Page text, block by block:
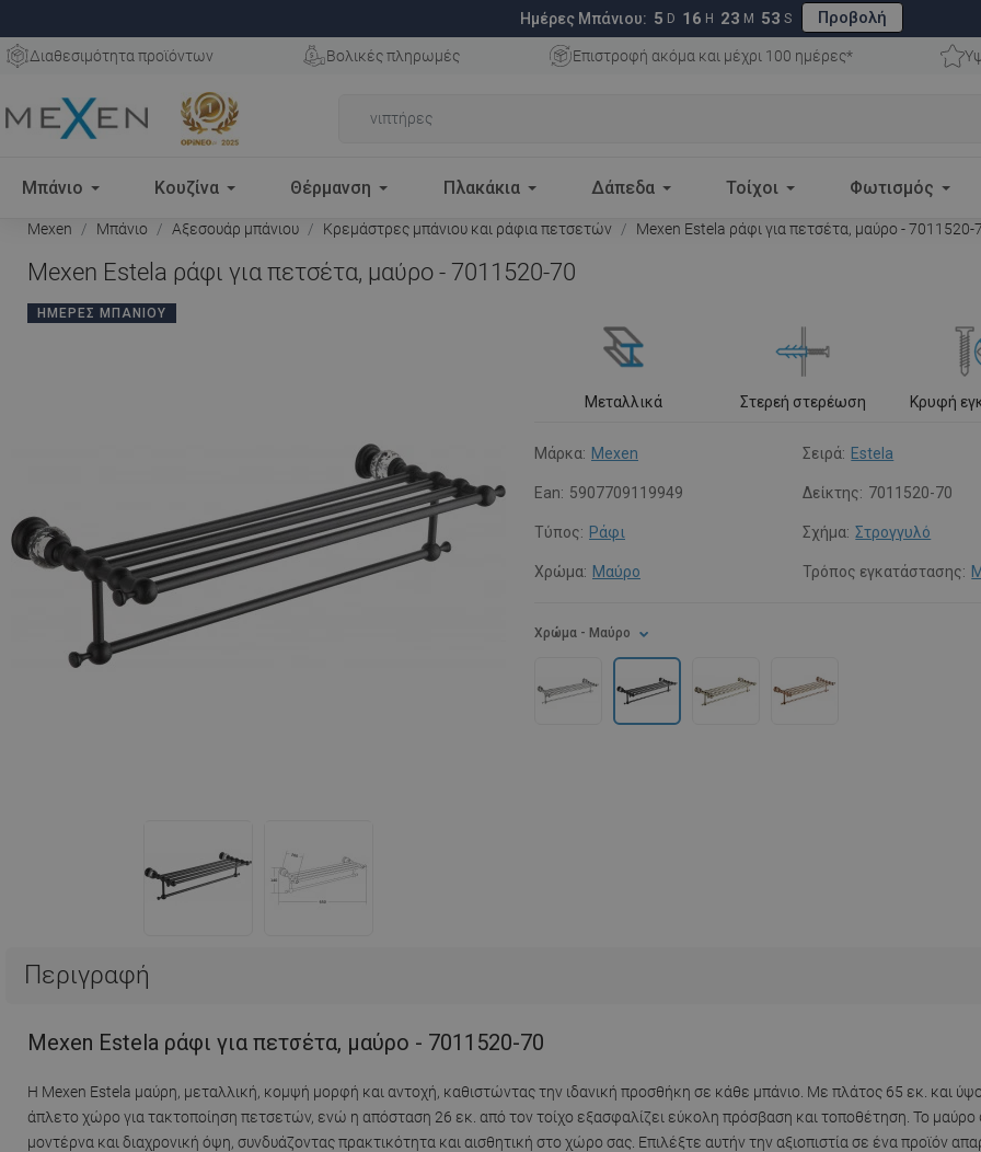
Ημέρες Μπάνιου: 5 D 16 H 23 M 52 S Προβολή
Διαθεσιμότητα προϊόντων Βολικές πληρωμές Επιστροφή ακόμα και μέχρι 100 ημέρες*
Μπάνιο Κουζίνα Θέρμανση Πλακάκια Δάπεδα Τοίχοι Φωτισμός
Mexen Μπάνιο Αξεσουάρ μπάνιου Κρεμάστρες μπάνιου και ράφια πετσετών Mexen Estela ράφι για πετσέτα, μαύρο - 7011520-
Mexen Estela ράφι για πετσέτα, μαύρο - 7011520-70
ΗΜΈΡΕΣ ΜΠΆΝΙΟΥ
Μεταλλικά Στερεή στερέωση Κρυφή
Μάρκα: Mexen Σειρά: Estela
Ean: 5907709119949 Δείκτης: 7011520-70
Τύπος: Ράφι Σχήμα: Στρογγυλό
Χρώμα: Μαύρο Τρόπος εγκατάστασης:
Χρώμα - Μαύρο
Περιγραφή
Mexen Estela ράφι για πετσέτα, μαύρο - 7011520-70
Η Mexen Estela μαύρη, μεταλλική, κομψή μορφή και αντοχή, καθιστώντας την ιδανική προσθήκη σε κάθε μπάνιο. Με πλάτος 65 εκ. και
άπλετο χώρο για τακτοποίηση πετσετών, ενώ η απόσταση 26 εκ. από τον τοίχο εξασφαλίζει εύκολη πρόσβαση και τοποθέτηση. Το μαύρο
μοντέρνα και διαχρονική όψη, συνδυάζοντας πρακτικότητα και αισθητική στο χώρο σας. Επιλέξτε αυτήν την αξιοπιστία σε ένα προϊόν